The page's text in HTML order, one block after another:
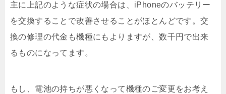
主に上記のような症状の場合は、iPhoneのバッテリー
を交換することで改善させることがほとんどです。交
換の修理の代金も機種にもよりますが、数千円で出来
るものになってます。
もし、電池の持ちが悪くなって機種のご変更をお考え